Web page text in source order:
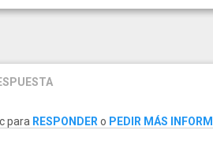
para RESPONDER o PEDIR MÁS